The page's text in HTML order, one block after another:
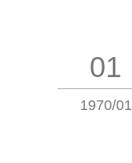
01
1970/01